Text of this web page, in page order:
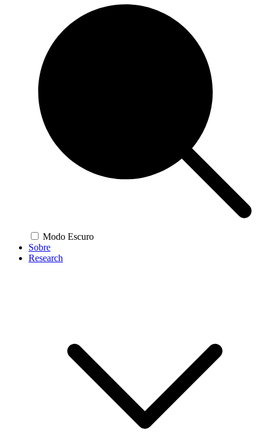
Modo Escuro
Sobre
Research